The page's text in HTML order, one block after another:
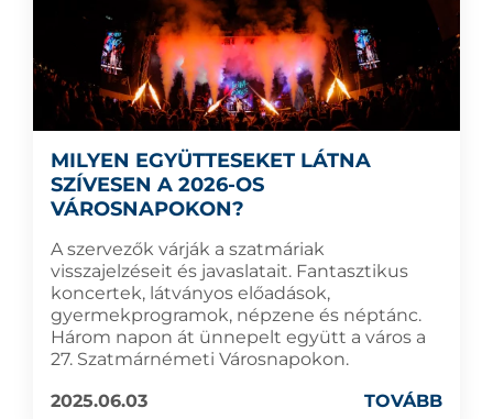
MILYEN EGYÜTTESEKET LÁTNA
SZÍVESEN A 2026-OS
VÁROSNAPOKON?
A szervezők várják a szatmáriak
visszajelzéseit és javaslatait. Fantasztikus
koncertek, látványos előadások,
gyermekprogramok, népzene és néptánc.
Három napon át ünnepelt együtt a város a
27. Szatmárnémeti Városnapokon.
2025.06.03
TOVÁBB